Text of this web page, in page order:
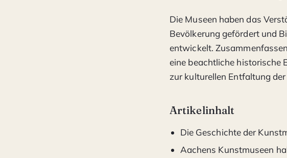
Die Museen haben das
Bevölkerung gefördert und
entwickelt.
eine beachtliche historische
zur kulturellen Entfaltung
Artikelinhalt
Die Geschichte der
Aachens Kunstmuseen